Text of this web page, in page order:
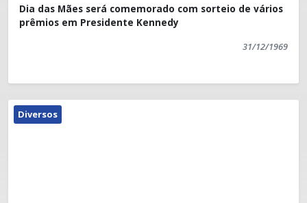
Dia das Mães será comemorado com sorteio de vários
prêmios em Presidente Kennedy
31/12/1969
Diversos